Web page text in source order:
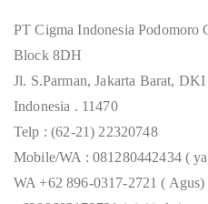
PT Cigma Indonesia Podomoro
Block 8DH
Jl. S.Parman, Jakarta Barat, DKI
Indonesia . 11470
Telp : (62-21) 22320748
Mobile/WA : 081280442434 (
WA +62 896-0317-2721 ( Agus)